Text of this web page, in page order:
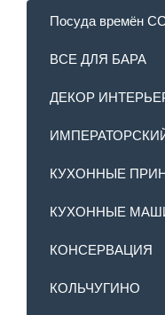
Посуда времён
ВСЕ ДЛЯ БАРА
ДЕКОР
КУХОННЫЕ
КУХОННЫЕ
КОНСЕРВАЦИЯ
КОЛЬЧУГИНО